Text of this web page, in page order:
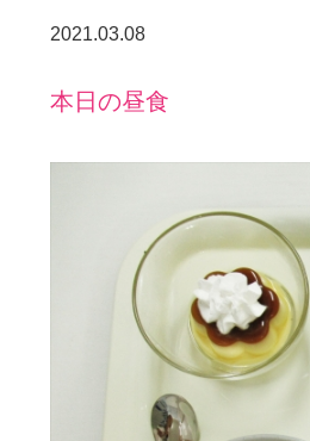
2021.03.08
本日の昼食